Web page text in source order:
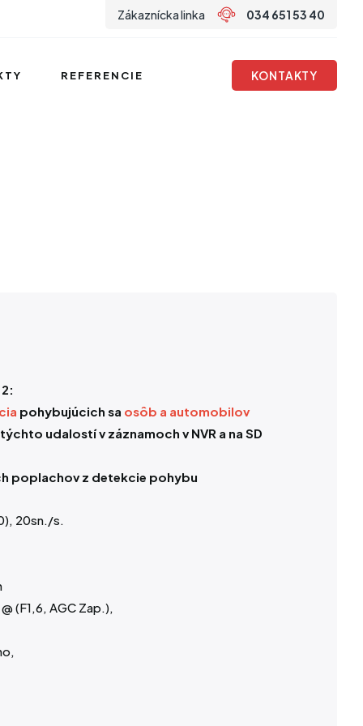
Zákaznícka linka 034 651 53 40
REFERENCIE KONTAKTY
pohybujúcich sa osôb a automobilov
udalostí v záznamoch v NVR a na SD
poplachov z detekcie pohybu
20sn./s.
(F1,6, AGC Zap.),